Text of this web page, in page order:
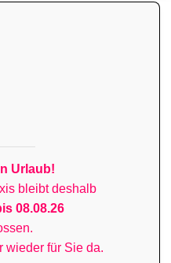
Urlaub!
bleibt deshalb
08.08.26
wieder für Sie da.